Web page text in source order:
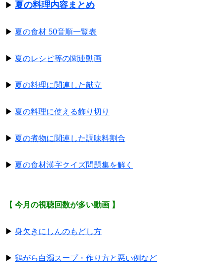
▶ 夏の料理内容まとめ
▶ 夏の食材 50音順一覧表
▶ 夏のレシピ等の関連動画
▶ 夏の料理に関連した献立
▶ 夏の料理に使える飾り切り
▶ 夏の煮物に関連した調味料割合
▶ 夏の食材漢字クイズ問題集を解く
【 今月の視聴回数が多い動画 】
▶ 身欠きにしんのもどし方
▶ 鶏がら白濁スープ・作り方と悪い例など